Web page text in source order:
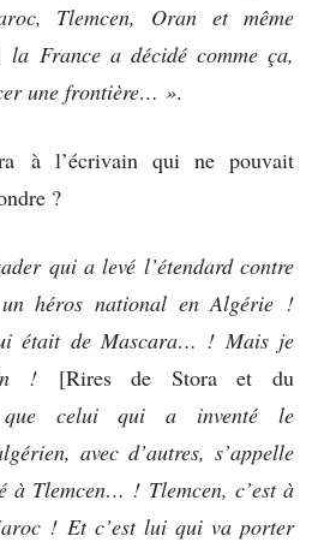
Tlemcen, Oran et même
la France a décidé comme ça,
une frontière… ».
à l’écrivain qui ne pouvait
?
qui a levé l’étendard contre
héros national en Algérie !
était de Mascara… ! Mais je
! [Rires de Stora et du
que celui qui a inventé le
avec d’autres, s’appelle
à Tlemcen… ! Tlemcen, c’est à
! Et c’est lui qui va porter